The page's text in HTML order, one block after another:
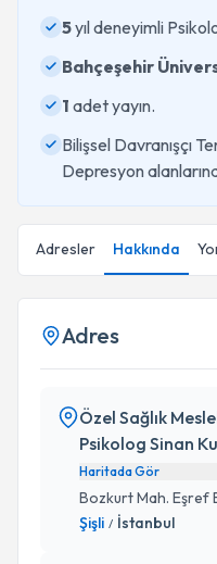
5yıl deneyimli
Bahçeşehir
1 adet yayın.
Bilişsel Davranışçı
Depresyon
Adresler Hakkında
Adres
Özel Sağlık
Psikolog Sinan
Haritada Gör
Bozkurt Mah. Eşref
Şişli / İstanbul